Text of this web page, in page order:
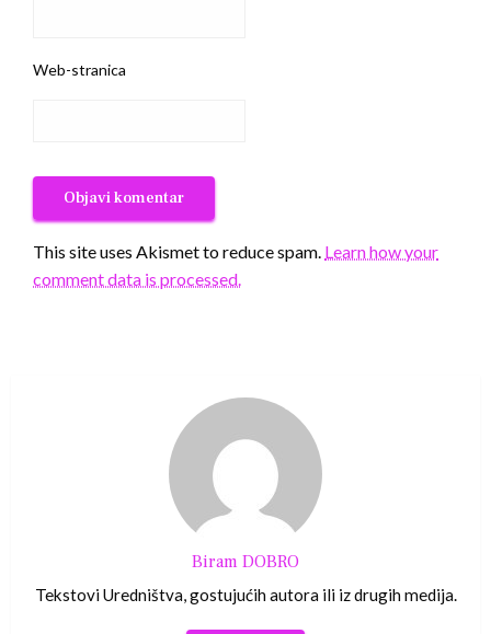
Web-stranica
This site uses Akismet to reduce spam. Learn how your
comment data is processed.
Biram DOBRO
Tekstovi Uredništva, gostujućih autora ili iz drugih medija.